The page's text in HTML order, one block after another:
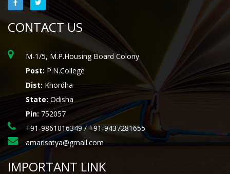
CONTACT US
M-1/5, M.P.Housing Board Colony
Post: P.N.College
Dist: Khordha
State: Odisha
Pin:752057
+91-9861016349 / +91-9437281655
amarisatya@gmail.com
IMPORTANT LINK